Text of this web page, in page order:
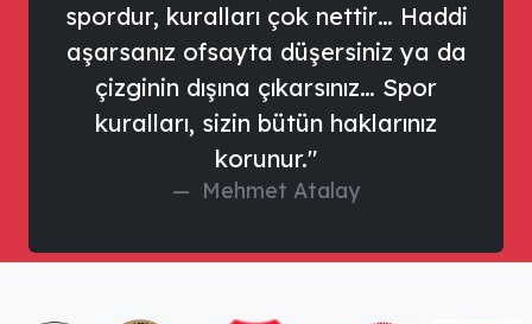
spordur, kuralları çok nettir… Haddi
aşarsanız ofsayta düşersiniz ya da
çizginin dışına çıkarsınız… Spor
kuralları, sizin bütün haklarınız
korunur."
Mehmet Atalay